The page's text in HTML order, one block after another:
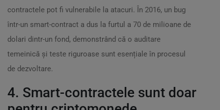
contractele pot fi vulnerabile la atacuri. În 2016, un bug
într-un smart-contract a dus la furtul a 70 de milioane de
dolari dintr-un fond, demonstrând că o auditare
temeinică și teste riguroase sunt esențiale în procesul
de dezvoltare.
4. Smart-contractele sunt doar